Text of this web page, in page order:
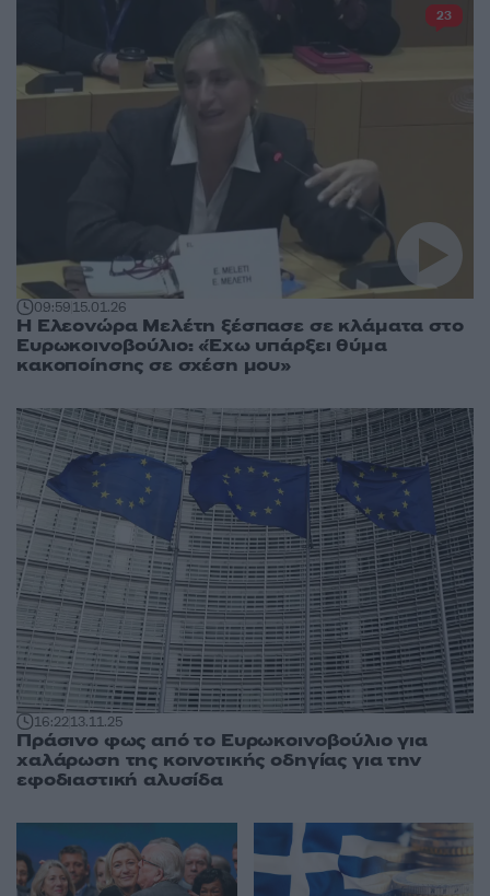
09:5915.01.26
Η Ελεονώρα Μελέτη ξέσπασε σε κλάματα στο
Ευρωκοινοβούλιο: «Έχω υπάρξει θύμα
κακοποίησης σε σχέση μου»
23
16:2213.11.25
Πράσινο φως από το Ευρωκοινοβούλιο για
χαλάρωση της κοινοτικής οδηγίας για την
εφοδιαστική αλυσίδα